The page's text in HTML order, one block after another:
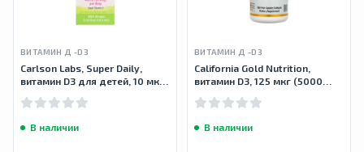
ВИТАМИН Д -D3
Carlson Labs, Super Daily,
витамин D3 для детей, 10 мкг
унций)
В наличии
ВИТАМИН Д -D3
California Gold Nutrition,
витамин D3, 125 мкг (5000
желатина
В наличии